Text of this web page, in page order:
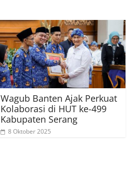
Wagub Banten Ajak Perkuat
Kolaborasi di HUT ke-499
Kabupaten Serang
8 Oktober 2025